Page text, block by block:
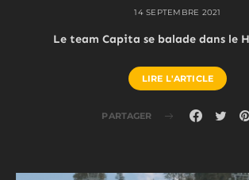
14 SEPTEMBRE 2021
Le team Capita se balade dans le
LIRE L'ARTICLE
PARTAGER